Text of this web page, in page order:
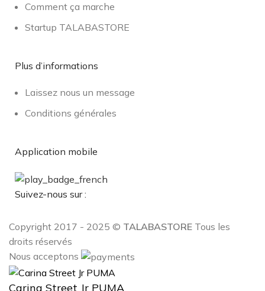
Comment ça marche
Startup TALABASTORE
Plus d’informations
Laissez nous un message
Conditions générales
Application mobile
Suivez-nous sur :
Copyright 2017 - 2025 © TALABASTORE Tous les
droits réservés
Nous acceptons
Carina Street Jr PUMA